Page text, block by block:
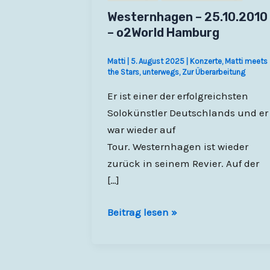
Westernhagen – 25.10.2010
– o2World Hamburg
Matti 5. August 2025 Konzerte, Matti meets
the Stars, unterwegs, Zur Überarbeitung
Er ist einer der erfolgreichsten
Solokünstler Deutschlands und er
war wieder auf
Tour. Westernhagen ist wieder
zurück in seinem Revier. Auf der
[…]
Westernhagen
Beitrag lesen »